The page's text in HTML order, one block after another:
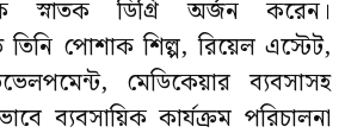
স্নাতক ডিগ্রি অর্জন করেন।
পোশাক শিল্প, রিয়েল এস্টেট,
মেডিকেয়ার ব্যবসাসহ
ব্যবসায়িক কার্যক্রম পরিচালনা